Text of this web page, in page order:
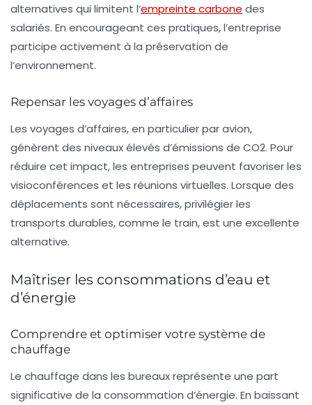
alternatives qui limitent l’empreinte carbone des
salariés. En encourageant ces pratiques, l’entreprise
participe activement à la préservation de
l’environnement.
Repensar les voyages d’affaires
Les voyages d’affaires, en particulier par avion,
génèrent des niveaux élevés d’émissions de CO2. Pour
réduire cet impact, les entreprises peuvent favoriser les
visioconférences et les réunions virtuelles. Lorsque des
déplacements sont nécessaires, privilégier les
transports durables, comme le train, est une excellente
alternative.
Maîtriser les consommations d’eau et
d’énergie
Comprendre et optimiser votre système de
chauffage
Le chauffage dans les bureaux représente une part
significative de la consommation d’énergie. En baissant